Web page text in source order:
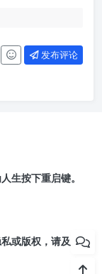
发布评论
生按下重启键。
或版权，请及时联